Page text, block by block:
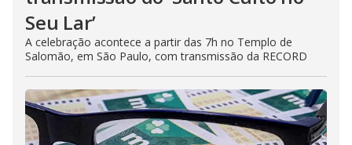
Seu Lar’
A celebração acontece a partir das 7h no Templo de
Salomão, em São Paulo, com transmissão da RECORD